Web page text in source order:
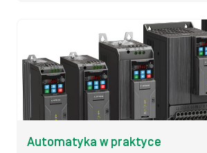
Automatyka w praktyce